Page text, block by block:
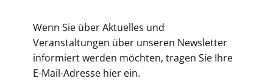
Wenn Sie über Aktuelles und
Veranstaltungen über unseren Newsletter
informiert werden möchten, tragen Sie Ihre
E-Mail-Adresse hier ein.